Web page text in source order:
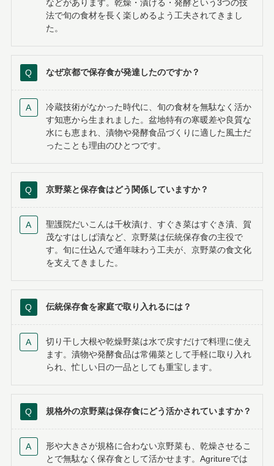
などがあります。乾燥・漬ける・発酵という3つの技
法で旬の食材を長く楽しめるよう工夫されてきまし
た。
なぜ京都で保存食が発達したのですか？
冷蔵技術がなかった時代に、旬の食材を無駄なく活か
す知恵から生まれました。盆地特有の寒暖差や良質な
水にも恵まれ、漬物や発酵食品づくりに適した風土だ
ったことも理由のひとつです。
京野菜と保存食はどう関係していますか？
聖護院だいこんは千枚漬け、すぐき菜はすぐき漬、賀
茂なすはしば漬など、京野菜は伝統保存食の主役で
す。旬に仕込んで通年味わう工夫が、京野菜の食文化
を支えてきました。
伝統保存食を家庭で取り入れるには？
切り干し大根や乾燥野菜は水で戻すだけで料理に使え
ます。漬物や発酵食品は常備菜として手軽に取り入れ
られ、忙しい日の一品としても重宝します。
規格外の京野菜は保存食にどう活かされていますか？
形や大きさが規格に合わない京野菜も、乾燥させるこ
とで無駄なく保存食として活かせます。Agritureでは